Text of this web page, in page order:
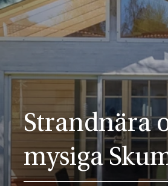
Strandnära
mysiga